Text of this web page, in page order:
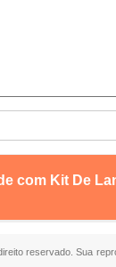
com Kit De
reservado. Sua